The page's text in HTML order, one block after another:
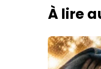
À lire